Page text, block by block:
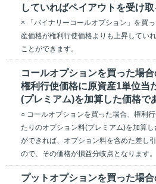
していればペイアウトを受け取
× 「バイナリーコールオプション」を買
産価格が権利行使価格よりも上昇してい
ことができます。
コールオプションを買った場合
権利行使価格に原資産1単位当
(プレミアム)を加算した価格で
○ コールオプションを買った場合、権利
たりのオプション料(プレミアム)を加算
ができれば、オプション料を含めた差し
ので、その価格が損益分岐点となります。
プットオプションを買った場合